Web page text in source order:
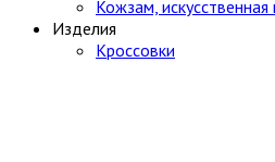
Кожзам,
Изделия
Кроссовки